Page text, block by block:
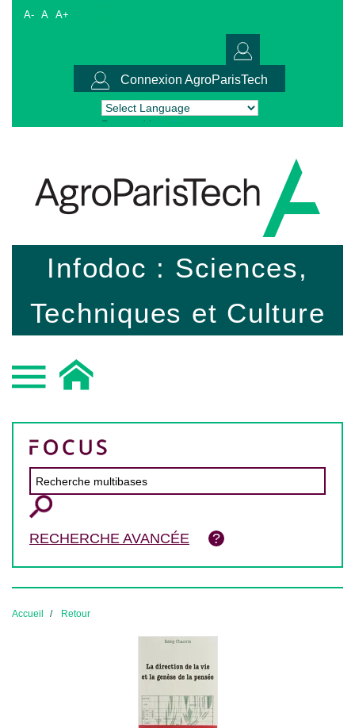
A- A A+
Connexion AgroParisTech
Powered by Translate
Infodoc : Sciences,
Techniques et Culture
RECHERCHE AVANCÉE
Accueil Retour